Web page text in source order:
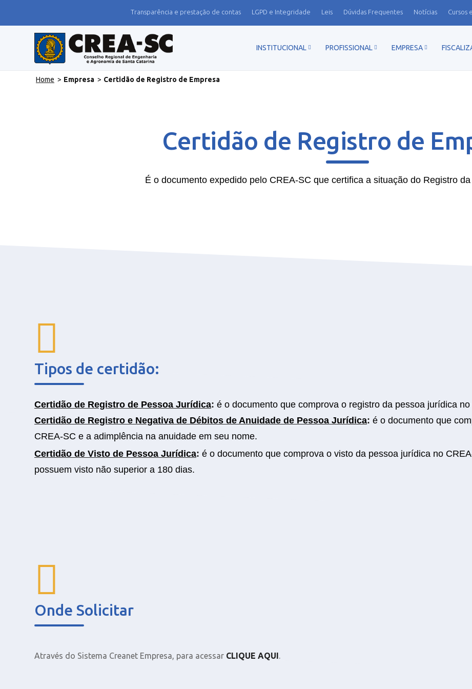
Transparência e prestação de contas LGPD e Integridade Leis Dúvidas Frequentes Notícias Cursos
INSTITUCIONAL PROFISSIONAL EMPRESA
Home > Empresa > Certidão de Registro de Empresa
Certidão de Registro de
É o documento expedido pelo CREA-SC que certifica a situação do Registro
Tipos de certidão:
Certidão de Registro de Pessoa Jurídica: é o documento que comprova o registro da pessoa jurídica
Certidão de Registro e Negativa de Débitos de Anuidade de Pessoa Jurídica: é o documento que
CREA-SC e a adimplência na anuidade em seu nome.
Certidão de Visto de Pessoa Jurídica: é o documento que comprova o visto da pessoa jurídica no
possuem visto não superior a 180 dias.
Onde Solicitar
Através do Sistema Creanet Empresa, para acessar CLIQUE AQUI.